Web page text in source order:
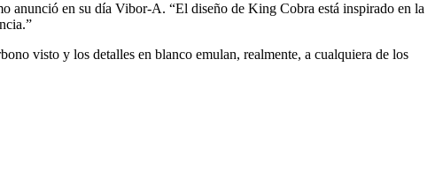
anunció en su día Vibor-A. “El diseño de King Cobra está inspirado en la
visto y los detalles en blanco emulan, realmente, a cualquiera de los